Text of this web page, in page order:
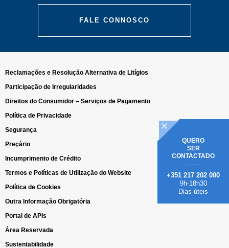
FALE CONNOSCO
QUERO
SER
CONTACTADO
+351 217 202 000
9h-18h30
Dias úteis
Reclamações e Resolução Alternativa de Litígios
Participação de Irregularidades
Direitos do Consumidor – Serviços de Pagamento
Política de Privacidade
Segurança
Preçário
Incumprimento de Crédito
Termos e Políticas de Utilização do Website
Política de Cookies
Outra Informação Obrigatória
Portal de APIs
Área Reservada
Sustentabilidade